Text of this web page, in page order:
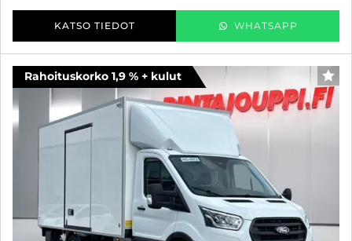
KATSO TIEDOT WHATSAPP
Rahoituskorko 1,9 % + kulut